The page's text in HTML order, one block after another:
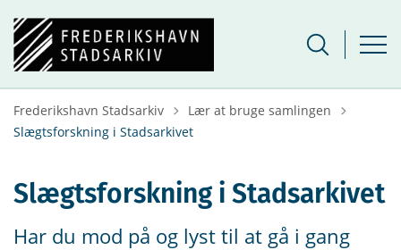
Frederikshavn Stadsarkiv Tilbage til
Lær at bruge samlingen
Slægtsforskning i Stadsarkivet
Slægtsforskning i Stadsarkivet
Har du mod på og lyst til at gå i gang